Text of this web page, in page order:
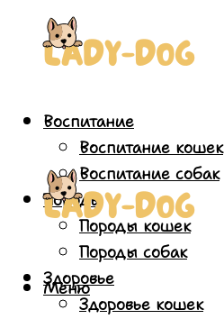
Воспитание
Воспитание кошек
Воспитание собак
Породы
Породы кошек
Породы собак
Здоровье
Здоровье кошек
Меню